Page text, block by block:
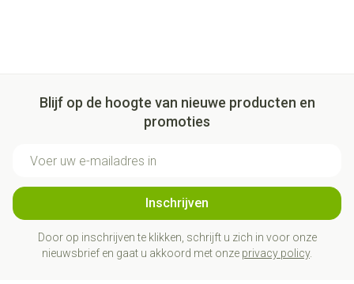
Blijf op de hoogte van nieuwe producten en
promoties
Inschrijven
Door op inschrijven te klikken, schrijft u zich in voor onze
nieuwsbrief en gaat u akkoord met onze privacy policy.